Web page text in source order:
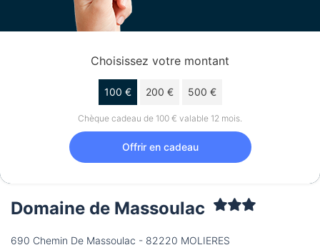
Choisissez votre montant
100 € 200 € 500 €
Chèque cadeau de 100 € valable 12 mois.
Offrir en cadeau
Domaine de Massoulac
690 Chemin De Massoulac - 82220 MOLIERES